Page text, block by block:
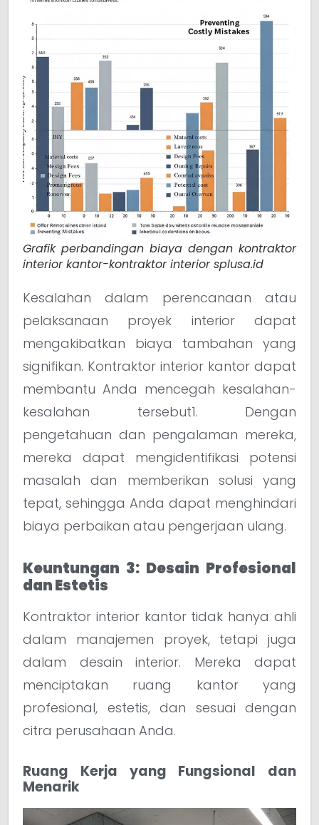
Grafik perbandingan biaya dengan kontraktor
interior kantor-kontraktor interior splusa.id
Kesalahan dalam perencanaan atau
pelaksanaan proyek interior dapat
mengakibatkan biaya tambahan yang
signifikan. Kontraktor interior kantor dapat
membantu Anda mencegah kesalahan-
kesalahan tersebut1. Dengan
pengetahuan dan pengalaman mereka,
mereka dapat mengidentifikasi potensi
masalah dan memberikan solusi yang
tepat, sehingga Anda dapat menghindari
biaya perbaikan atau pengerjaan ulang.
Keuntungan 3: Desain Profesional
dan Estetis
Kontraktor interior kantor tidak hanya ahli
dalam manajemen proyek, tetapi juga
dalam desain interior. Mereka dapat
menciptakan ruang kantor yang
profesional, estetis, dan sesuai dengan
citra perusahaan Anda.
Ruang Kerja yang Fungsional dan
Menarik